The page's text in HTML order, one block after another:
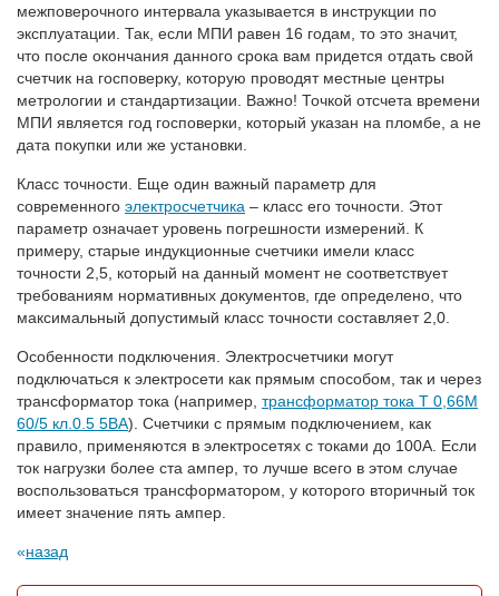
межповерочного интервала указывается в инструкции по
эксплуатации. Так, если МПИ равен 16 годам, то это значит,
что после окончания данного срока вам придется отдать свой
счетчик на госповерку, которую проводят местные центры
метрологии и стандартизации. Важно! Точкой отсчета времени
МПИ является год госповерки, который указан на пломбе, а не
дата покупки или же установки.
Класс точности. Еще один важный параметр для
современного электросчетчика – класс его точности. Этот
параметр означает уровень погрешности измерений. К
примеру, старые индукционные счетчики имели класс
точности 2,5, который на данный момент не соответствует
требованиям нормативных документов, где определено, что
максимальный допустимый класс точности составляет 2,0.
Особенности подключения. Электросчетчики могут
подключаться к электросети как прямым способом, так и через
трансформатор тока (например, трансформатор тока Т 0,66М
60/5 кл.0.5 5ВА). Счетчики с прямым подключением, как
правило, применяются в электросетях с токами до 100А. Если
ток нагрузки более ста ампер, то лучше всего в этом случае
воспользоваться трансформатором, у которого вторичный ток
имеет значение пять ампер.
назад